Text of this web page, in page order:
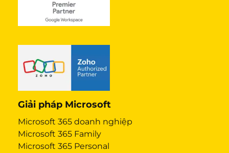
Giải pháp Microsoft
Microsoft 365 doanh nghiệp
Microsoft 365 Family
Microsoft 365 Personal